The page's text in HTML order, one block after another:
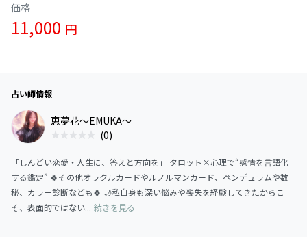
価格
11,000 円
占い師情報
恵夢花～EMUKA～
(0)
「しんどい恋愛・人生に、答えと方向を」 タロット×心理で“感情を言語化
する鑑定” 🍀その他オラクルカードやルノルマンカード、ペンデュラムや数
秘、カラー診断なども🍀 🌙私自身も深い悩みや喪失を経験してきたからこ
そ、表面的ではない... 続きを見る